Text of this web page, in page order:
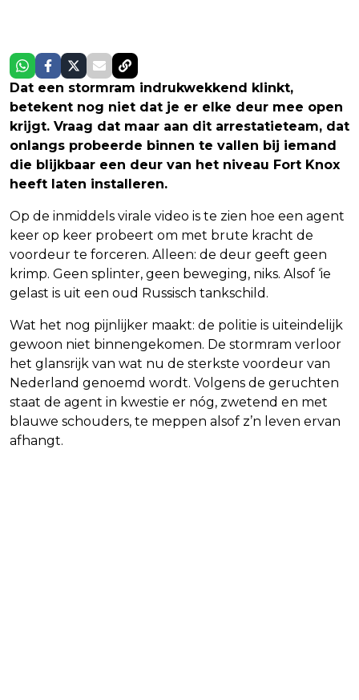
Dat een stormram indrukwekkend klinkt,
betekent nog niet dat je er elke deur mee open
krijgt. Vraag dat maar aan dit arrestatieteam, dat
onlangs probeerde binnen te vallen bij iemand
die blijkbaar een deur van het niveau Fort Knox
heeft laten installeren.
Op de inmiddels virale video is te zien hoe een agent
keer op keer probeert om met brute kracht de
voordeur te forceren. Alleen: de deur geeft geen
krimp. Geen splinter, geen beweging, niks. Alsof ‘ie
gelast is uit een oud Russisch tankschild.
Wat het nog pijnlijker maakt: de politie is uiteindelijk
gewoon niet binnengekomen. De stormram verloor
het glansrijk van wat nu de sterkste voordeur van
Nederland genoemd wordt. Volgens de geruchten
staat de agent in kwestie er nóg, zwetend en met
blauwe schouders, te meppen alsof z’n leven ervan
afhangt.